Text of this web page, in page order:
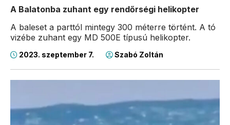
A Balatonba zuhant egy rendőrségi helikopter
A baleset a parttól mintegy 300 méterre történt. A tó
vizébe zuhant egy MD 500E típusú helikopter.
2023. szeptember 7. Szabó Zoltán